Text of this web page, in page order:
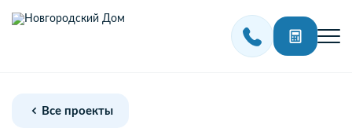
Все проекты